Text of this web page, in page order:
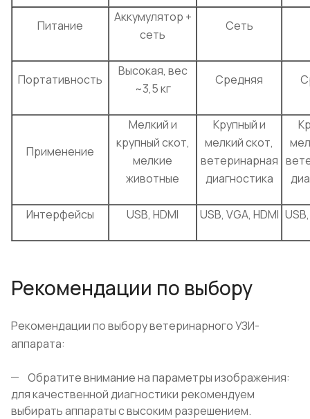
Питание
Аккумулятор +
сеть
Сеть
Портативность
Высокая, вес
~3,5 кг
Средняя
Применение
Мелкий и
крупный скот,
мелкие
животные
Крупный и
мелкий скот,
ветеринарная
диагностика
Интерфейсы USB, HDMI USB, VGA, HDMI
Рекомендации по выбору
Рекомендации по выбору ветеринарного УЗИ-
аппарата:
Обратите внимание на параметры изображения:
для качественной диагностики рекомендуем
выбирать аппараты с высоким разрешением.